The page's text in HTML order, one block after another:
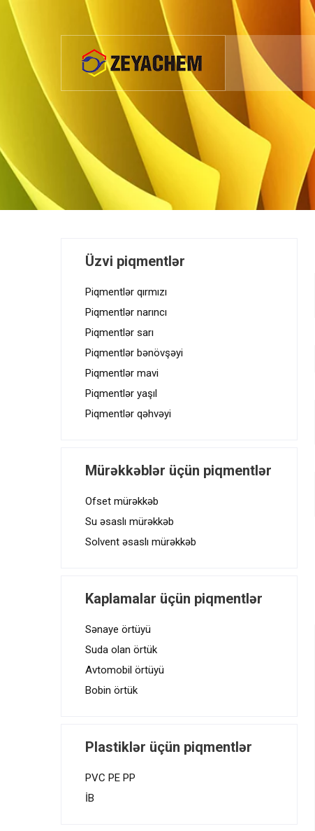
Üzvi piqmentlər
Piqmentlər qırmızı
Piqmentlər narıncı
Piqmentlər sarı
Piqmentlər bənövşəyi
Piqmentlər mavi
Piqmentlər yaşıl
Piqmentlər qəhvəyi
Mürəkkəblər üçün piqmentlər
Ofset mürəkkəb
Su əsaslı mürəkkəb
Solvent əsaslı mürəkkəb
Kaplamalar üçün piqmentlər
Sənaye örtüyü
Suda olan örtük
Avtomobil örtüyü
Bobin örtük
Plastiklər üçün piqmentlər
PVC PE PP
İB